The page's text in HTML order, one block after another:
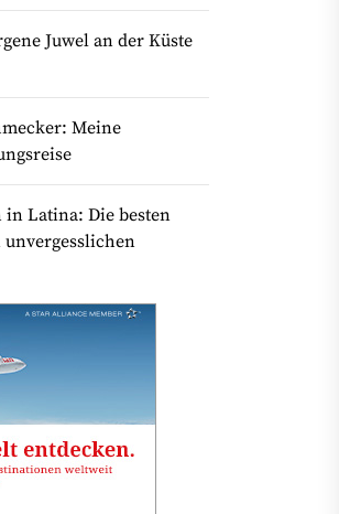
Juwel an der Küste
Meine
Latina: Die besten